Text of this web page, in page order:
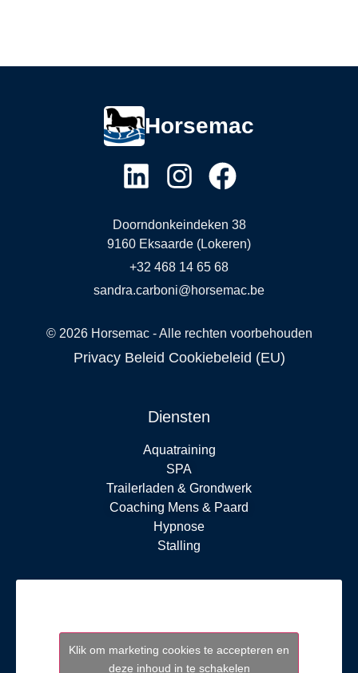
Horsemac
Doorndonkeindeken 38
9160 Eksaarde (Lokeren)
+32 468 14 65 68
sandra.carboni@horsemac.be
© 2026Horsemac - Alle rechten voorbehouden
Privacy Beleid Cookiebeleid (EU)
Diensten
Aquatraining
SPA
Trailerladen & Grondwerk
Coaching Mens & Paard
Hypnose
Stalling
Klik om marketing cookies te accepteren en
deze inhoud in te schakelen